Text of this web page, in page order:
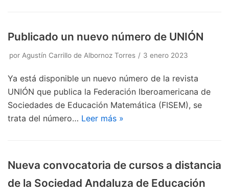
Publicado un nuevo número de UNIÓN
por Agustín Carrillo de Albornoz Torres 3 enero 2023
Ya está disponible un nuevo número de la revista
UNIÓN que publica la Federación Iberoamericana de
Sociedades de Educación Matemática (FISEM), se
trata del número… Leer más »
Nueva convocatoria de cursos a distancia
de la Sociedad Andaluza de Educación